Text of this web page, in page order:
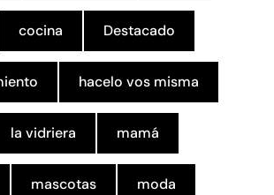
cocina Destacado
hacelo vos misma
la vidriera mamá
mascotas moda